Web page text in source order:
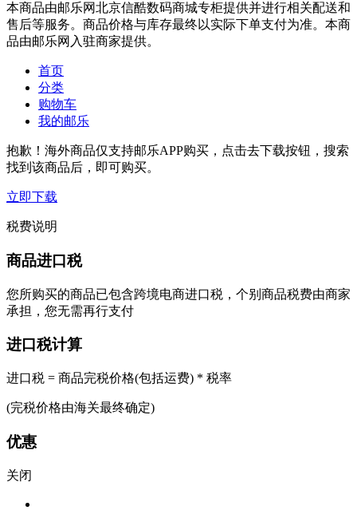
本商品由邮乐网北京信酷数码商城专柜提供并进行相关配送和
售后等服务。商品价格与库存最终以实际下单支付为准。本商
品由邮乐网入驻商家提供。
首页
分类
购物车
我的邮乐
抱歉！海外商品仅支持邮乐APP购买，点击去下载按钮，搜索
找到该商品后，即可购买。
立即下载
税费说明
商品进口税
您所购买的商品已包含跨境电商进口税，个别商品税费由商家
承担，您无需再行支付
进口税计算
进口税 = 商品完税价格(包括运费) * 税率
(完税价格由海关最终确定)
优惠
关闭